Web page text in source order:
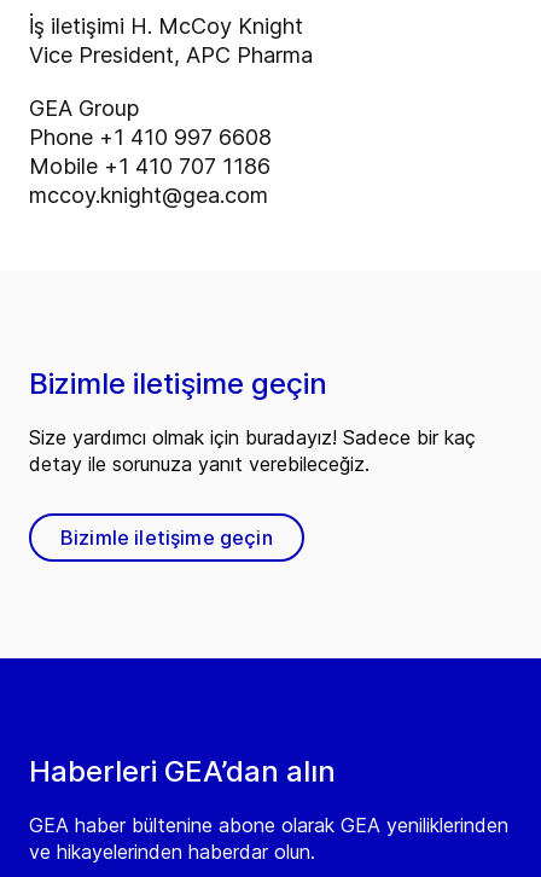
İş iletişimi H. McCoy Knight
Vice President, APC Pharma
GEA Group
Phone +1 410 997 6608
Mobile +1 410 707 1186
mccoy.knight@gea.com
Haberleri GEA’dan alın
GEA haber bültenine abone olarak GEA yeniliklerinden
ve hikayelerinden haberdar olun.
Bizimle iletişime geçin
Size yardımcı olmak için buradayız! Sadece bir kaç
detay ile sorunuza yanıt verebileceğiz.
Bizimle iletişime geçin